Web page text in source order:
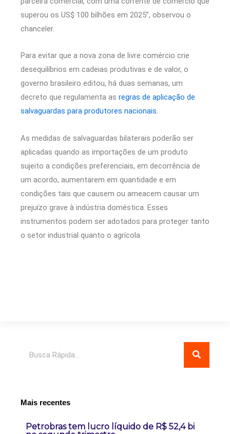
superou os US$ 100 bilhões em 2025”, observou o
chanceler.
Para evitar que a nova zona de livre comércio crie
desequilíbrios em cadeias produtivas e de valor, o
governo brasileiro editou, há duas semanas, um
decreto que regulamenta as regras de aplicação de
salvaguardas para produtores nacionais.
As medidas de salvaguardas bilaterais poderão ser
aplicadas quando as importações de um produto
sujeito a condições preferenciais, em decorrência de
um acordo, aumentarem em quantidade e em
condições tais que causem ou ameacem causar um
prejuízo grave à indústria doméstica. Esses
instrumentos podem ser adotados para proteger tanto
o setor industrial quanto o agrícola.
Mais recentes
Petrobras tem lucro líquido de R$ 52,4 bi